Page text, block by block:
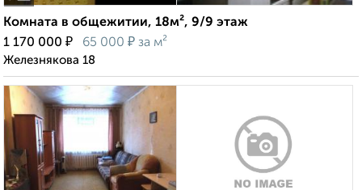
Комната в общежитии, 18м², 9/9 этаж
1 170 000 ₽ 65 000 ₽ за м²
Железнякова 18